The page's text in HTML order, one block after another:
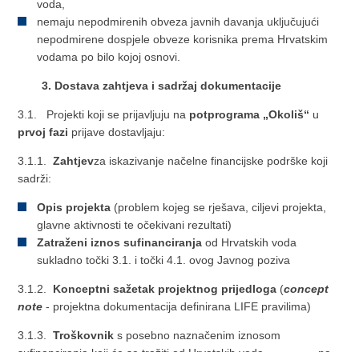
voda,
nemaju nepodmirenih obveza javnih davanja uključujući
nepodmirene dospjele obveze korisnika prema Hrvatskim
vodama po bilo kojoj osnovi.
3. Dostava zahtjeva i sadržaj dokumentacije
3.1. Projekti koji se prijavljuju na potprograma „Okoliš“ u
prvoj fazi prijave dostavljaju:
3.1.1.Zahtjevza iskazivanje načelne financijske podrške koji
sadrži:
Opis projekta (problem kojeg se rješava, ciljevi projekta,
glavne aktivnosti te očekivani rezultati)
Zatraženi iznos sufinanciranja od Hrvatskih voda
sukladno točki 3.1. i točki 4.1. ovog Javnog poziva
3.1.2. Konceptni sažetak projektnog prijedloga (concept
note - projektna dokumentacija definirana LIFE pravilima)
3.1.3.Troškovnik s posebno naznačenim iznosom